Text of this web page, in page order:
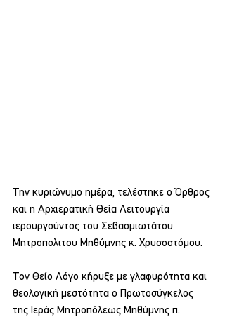
Την κυριώνυμο ημέρα, τελέστηκε ο Όρθρος
και η Αρχιερατική Θεία Λειτουργία
ιερουργούντος του Σεβασμιωτάτου
Μητροπολιτου Μηθύμνης κ. Χρυσοστόμου.
Τον Θείο Λόγο κήρυξε με γλαφυρότητα και
θεολογική μεστότητα ο Πρωτοσύγκελος
της Ιεράς Μητροπόλεως Μηθύμνης π.